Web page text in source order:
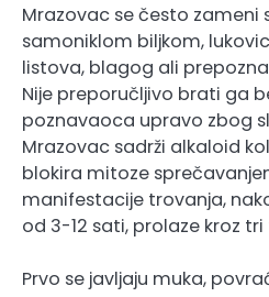
Mrazovac se često zameni
samoniklom biljkom,
listova, blagog ali
Nije preporučljivo brati ga
poznavaoca upravo zbog
Mrazovac sadrži alkaloid
blokira mitoze
manifestacije trovanja,
od 3-12 sati, prolaze kroz tri
Prvo se javljaju muka,